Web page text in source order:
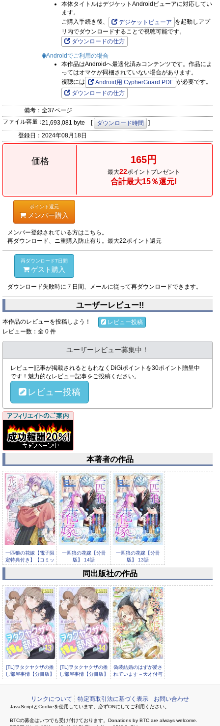
本体タイトルはデジケットAndroidビューアに対応してい
ます。
ご購入手続き後、
デジケットビューア を起動しアプ
リ内でダウンロードすることで視聴可能です。
ダウンロードの仕方
Androidでご利用の場合
本作品はAndroidへ最適化済みコンテンツです。作品によ
ってはオマケが同梱されていない場合があります。
視聴には
Android用 CypherGuard PDF が必要です。
ダウンロードの仕方
備考： 全37ページ
ファイル容量：21,693,081 byte [ ダウンロード時間
]
登録日： 2024年08月18日
価格 165円
最大22ポイントプレゼント
合計最大15％還元!
ポイント還元
メンバー購入
メンバー登録されている方はこちら。
再ダウンロード、ニ重購入防止有り。最大22ポイント還元
再ダウンロード7日間
ゲスト購入
ダウンロード失敗時に７日間、メールに従って再ダウンロードできます。
ユーザーレビュー!!
本作品のレビューを投稿しよう！
レビュー投稿
レビュー数：全 0 件
ユーザーレビュー募集中！
レビュー記事が掲載されるともれなくDiGiポイントを30ポイント贈呈中
です！魅力的なレビュー記事をご投稿ください。
レビュー投稿
本著者の作品
一匹狼の花嫁【電子限
定特典付き】【コミッ
クス版】...
一匹狼の花嫁【分冊
版】 14話
一匹狼の花嫁【分冊
版】 13話
一匹狼の花嫁【分冊
版】 12話
同出版社の作品
[TL]ヲタクヤクザの推
し部屋事情【分冊版】
13話
[TL]ヲタクヤクザの推
し部屋事情【分冊版】
14話
偽装結婚のはずが愛さ
れています～天才付与
術師は隣国で休暇中～
リンクについて 特定商取引法に基づく表示 お問い合わせ
JavaScriptとCookieを使用しています。必ずONにしてご利用ください。
BTCの募金はいつでも受け付けております。Donations by BTC are always welcome.